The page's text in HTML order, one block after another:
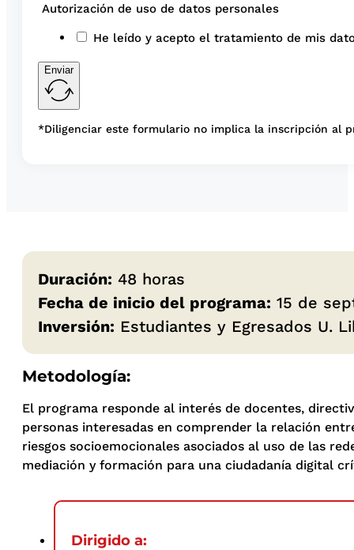
Autorización de uso de datos personales
He leído y acepto el tratamiento de mis
Enviar
*Diligenciar este formulario no implica la inscripción al
Duración: 48 horas
Fecha de inicio del programa: 15 de
Inversión: Estudiantes y Egresados U.
Metodología:
El programa responde al interés de docentes,
personas interesadas en comprender la relación
riesgos socioemocionales asociados al uso de las
mediación y formación para una ciudadanía digital
Dirigido a: